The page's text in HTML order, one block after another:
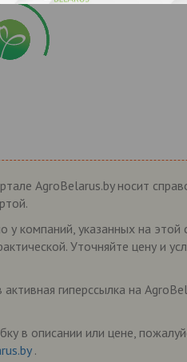
AgroBelarus.by носит
у компаний, указанных на этой
Уточняйте цену и
гиперссылка на
в описании или цене,
.